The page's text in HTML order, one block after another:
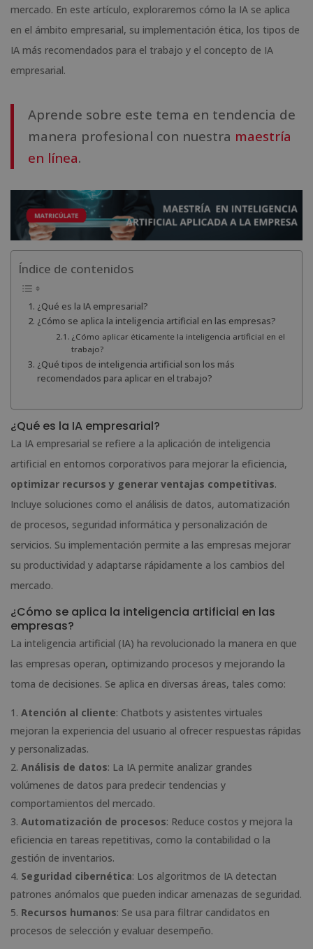
mercado. En este artículo, exploraremos cómo la IA se aplica
en el ámbito empresarial, su implementación ética, los tipos de
IA más recomendados para el trabajo y el concepto de IA
empresarial.
Aprende sobre este tema en tendencia de
manera profesional con nuestra maestría
en línea.
Índice de contenidos
¿Qué es la IA empresarial?
¿Cómo se aplica la inteligencia artificial en las empresas?
¿Cómo aplicar éticamente la inteligencia artificial en el
trabajo?
¿Qué tipos de inteligencia artificial son los más
recomendados para aplicar en el trabajo?
¿Qué es la IA empresarial?
La IA empresarial se refiere a la aplicación de inteligencia
artificial en entornos corporativos para mejorar la eficiencia,
optimizar recursos y generar ventajas competitivas.
Incluye soluciones como el análisis de datos, automatización
de procesos, seguridad informática y personalización de
servicios. Su implementación permite a las empresas mejorar
su productividad y adaptarse rápidamente a los cambios del
mercado.
¿Cómo se aplica la inteligencia artificial en las
empresas?
La inteligencia artificial (IA) ha revolucionado la manera en que
las empresas operan, optimizando procesos y mejorando la
toma de decisiones. Se aplica en diversas áreas, tales como:
Atención al cliente: Chatbots y asistentes virtuales
mejoran la experiencia del usuario al ofrecer respuestas rápidas
y personalizadas.
Análisis de datos: La IA permite analizar grandes
volúmenes de datos para predecir tendencias y
comportamientos del mercado.
Automatización de procesos: Reduce costos y mejora la
eficiencia en tareas repetitivas, como la contabilidad o la
gestión de inventarios.
Seguridad cibernética: Los algoritmos de IA detectan
patrones anómalos que pueden indicar amenazas de seguridad.
Recursos humanos: Se usa para filtrar candidatos en
procesos de selección y evaluar desempeño.